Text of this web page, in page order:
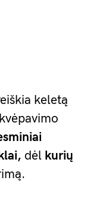
keletą
dėl kurių